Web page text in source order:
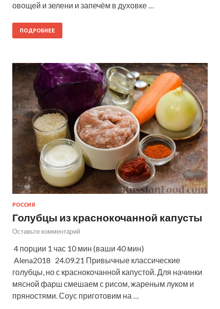
овощей и зелени и запечём в духовке …
ПОДРОБНЕЕ
РОССИЯ
Голубцы из краснокочанной капусты
Оставьте комментарий
4 порции 1 час 10 мин (ваши 40 мин)
Alena2018 24.09.21 Привычные классические
голубцы, но с краснокочанной капустой. Для начинки
мясной фарш смешаем с рисом, жареным луком и
пряностями. Соус приготовим на …